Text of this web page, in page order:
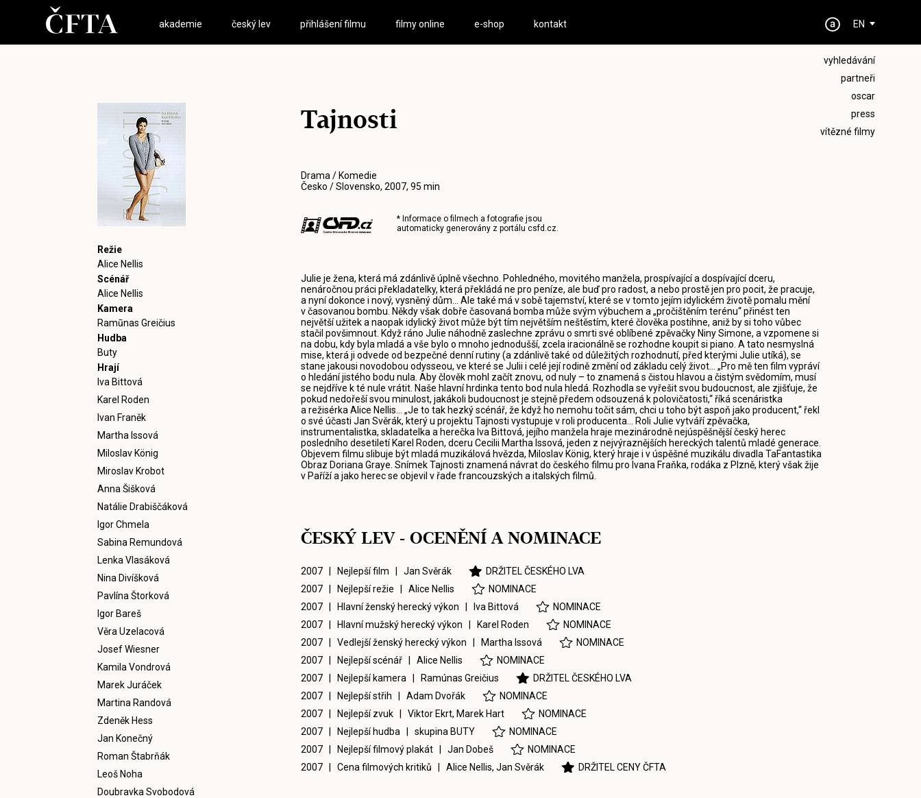
akademie český lev přihlášení filmu filmy online e-shop kontakt EN
vyhledávání
partneři
oscar
press
vítězné filmy
Režie
Alice Nellis
Scénář
Alice Nellis
Kamera
Ramūnas Greičius
Hudba
Buty
Hrají
Iva Bittová
Karel Roden
Ivan Franěk
Martha Issová
Miloslav König
Miroslav Krobot
Anna Šišková
Natálie Drabiščáková
Igor Chmela
Sabina Remundová
Lenka Vlasáková
Nina Divíšková
Pavlína Štorková
Igor Bareš
Věra Uzelacová
Josef Wiesner
Kamila Vondrová
Marek Juráček
Martina Randová
Zdeněk Hess
Jan Konečný
Roman Štabrňák
Leoš Noha
Doubravka Svobodová
Tajnosti
Drama / Komedie
Česko / Slovensko, 2007, 95 min
* Informace o filmech a fotografie jsou
automaticky generovány z portálu csfd.cz.
Julie je žena, která má zdánlivě úplně všechno. Pohledného, movitého manžela, prospívající a dospívající dceru,
nenáročnou práci překladatelky, která překládá ne pro peníze, ale buď pro radost, a nebo prostě jen pro pocit, že pracuje,
a nyní dokonce i nový, vysněný dům… Ale také má v sobě tajemství, které se v tomto jejím idylickém životě pomalu mění
v časovanou bombu. Někdy však dobře časovaná bomba může svým výbuchem a „pročištěním terénu“ přinést ten
největší užitek a naopak idylický život může být tím největším neštěstím, které člověka postihne, aniž by si toho vůbec
stačil povšimnout. Když ráno Julie náhodně zaslechne zprávu o smrti své oblíbené zpěvačky Niny Simone, a vzpomene si
na dobu, kdy byla mladá a vše bylo o mnoho jednodušší, zcela iracionálně se rozhodne koupit si piano. A tato nesmyslná
mise, která ji odvede od bezpečné denní rutiny (a zdánlivě také od důležitých rozhodnutí, před kterými Julie utíká), se
stane jakousi novodobou odysseou, ve které se Julii i celé její rodině změní od základu celý život... „Pro mě ten film vypráví
o hledání jistého bodu nula. Aby člověk mohl začít znovu, od nuly – to znamená s čistou hlavou a čistým svědomím, musí
se nejdříve k té nule vrátit. Naše hlavní hrdinka tento bod nula hledá. Rozhodla se vyřešit svou budoucnost, ale zjišťuje, že
pokud nedořeší svou minulost, jakákoli budoucnost je stejně předem odsouzená k polovičatosti,“ říká scenáristka
a režisérka Alice Nellis... „Je to tak hezký scénář, že když ho nemohu točit sám, chci u toho být aspoň jako producent,“ řekl
o své účasti Jan Svěrák, který u projektu Tajnosti vystupuje v roli producenta... Roli Julie vytváří zpěvačka,
instrumentalistka, skladatelka a herečka Iva Bittová, jejího manžela hraje mezinárodně nejúspěšnější český herec
posledního desetiletí Karel Roden, dceru Cecilii Martha Issová, jeden z nejvýraznějších hereckých talentů mladé generace.
Objevem filmu slibuje být mladá muzikálová hvězda, Miloslav König, který hraje i v úspěšné muzikálu divadla TaFantastika
Obraz Doriana Graye. Snímek Tajnosti znamená návrat do českého filmu pro Ivana Fraňka, rodáka z Plzně, který však žije
v Paříží a jako herec se objevil v řade francouzských a italských filmů.
ČESKÝ LEV - OCENĚNÍ A NOMINACE
2007 | Nejlepší film | Jan Svěrák
DRŽITEL ČESKÉHO LVA
2007 | Nejlepší režie | Alice Nellis
NOMINACE
2007 | Hlavní ženský herecký výkon |
Iva Bittová
NOMINACE
2007 | Hlavní mužský herecký výkon |
Karel Roden
NOMINACE
2007 | Vedlejší ženský herecký výkon |
Martha Issová
NOMINACE
2007 | Nejlepší scénář | Alice Nellis
NOMINACE
2007 | Nejlepší kamera |
Ramúnas Greičius
DRŽITEL ČESKÉHO LVA
2007 | Nejlepší střih | Adam Dvořák
NOMINACE
2007 | Nejlepší zvuk | Viktor Ekrt, Marek Hart
NOMINACE
2007 | Nejlepší hudba | skupina BUTY
NOMINACE
2007 | Nejlepší filmový plakát | Jan Dobeš
NOMINACE
2007 | Cena filmových kritiků | Alice Nellis, Jan Svěrák DRŽITEL CENY ČFTA